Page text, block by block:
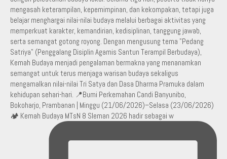
🏕️ Kemah Budaya MTsN 8 Sleman 2026 hadir sebagai w